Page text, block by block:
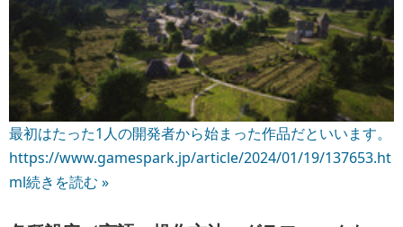
最初はたった1人の開発者から始まった作品だといいます。
https://www.gamespark.jp/article/2024/01/19/137653.ht
ml続きを読む »